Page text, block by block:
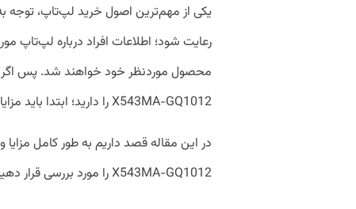
یکی از مهم‌ترین اصول خرید لپ‌تاپ، توجه
رعایت شود؛ اطلاعات افراد درباره لپ‌تاپ
X543MA-GQ1012 را دارید؛ ابتدا باید مزایا و معایب آن را بررسی کنید.
X543MA-GQ1012 را مورد بررسی قرار دهیم تا بیشتر از پیش با خصوصیات آن آشنا شوید.